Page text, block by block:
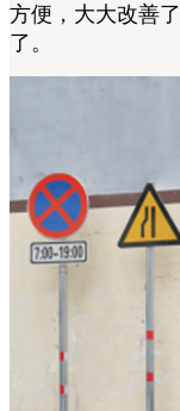
方便，大大改善
了。